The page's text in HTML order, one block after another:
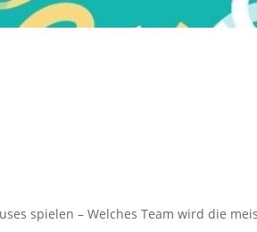
spielen – Welches Team wird die